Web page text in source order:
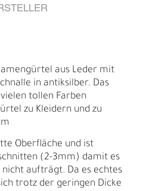
aus Leder mit
in antiksilber. Das
tollen Farben
zu Kleidern und zu
Oberfläche und ist
(2-3mm) damit es
aufträgt. Da es echtes
trotz der geringen Dicke